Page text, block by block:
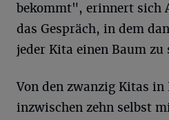
bekommt", erinnert sich
das Gespräch, in dem
jeder Kita einen Baum zu
Von den zwanzig Kitas
inzwischen zehn selbst